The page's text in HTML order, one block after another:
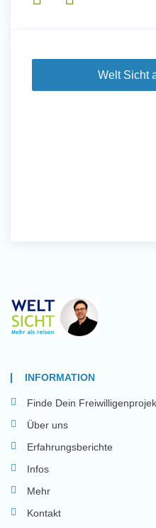
Welt Sicht
INFORMATION
Finde Dein
Über uns
Erfahrungsberichte
Infos
Mehr
Kontakt